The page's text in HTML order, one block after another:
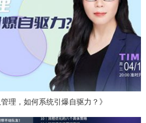
理，如何系统引爆自驱力？》